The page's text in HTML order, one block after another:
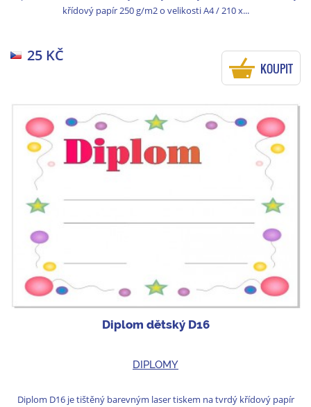
křídový papír 250 g/m2 o velikosti A4 / 210 x...
25 KČ
KOUPIT
Diplom dětský D16
DIPLOMY
Diplom D16 je tištěný barevným laser tiskem na tvrdý křídový papír